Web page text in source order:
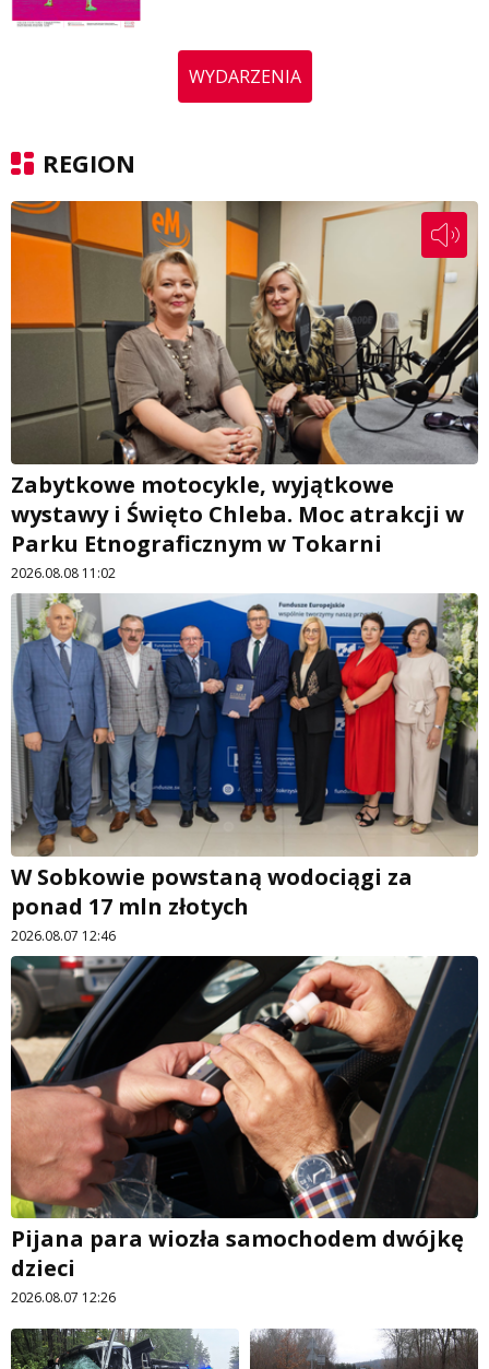
WYDARZENIA
REGION
Zabytkowe motocykle, wyjątkowe
wystawy i Święto Chleba. Moc atrakcji w
Parku Etnograficznym w Tokarni
2026.08.08 11:02
W Sobkowie powstaną wodociągi za
ponad 17 mln złotych
2026.08.07 12:46
Pijana para wiozła samochodem dwójkę
dzieci
2026.08.07 12:26